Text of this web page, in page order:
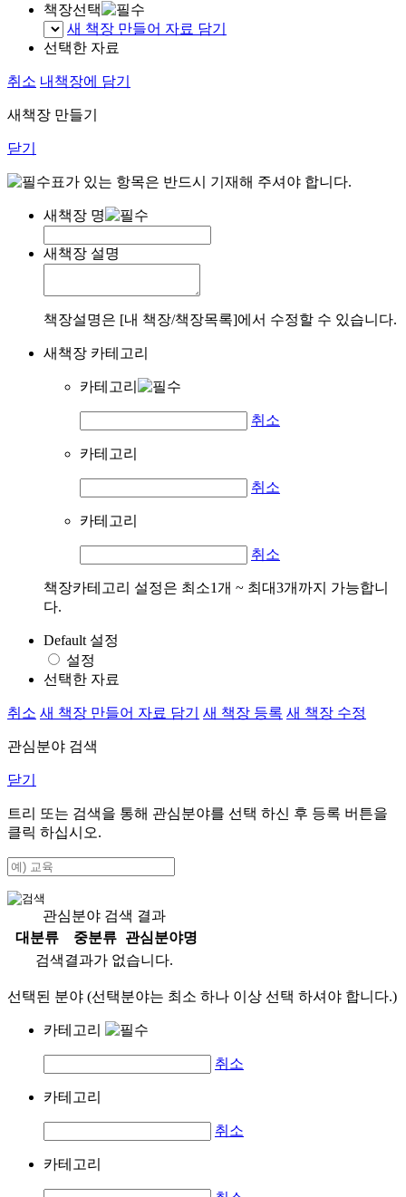
책장선택
새 책장 만들어 자료 담기
선택한 자료
취소 내책장에 담기
새책장 만들기
닫기
표가 있는 항목은 반드시 기재해 주셔야 합니다.
새책장 명
새책장 설명
책장설명은 [내 책장/책장목록]에서 수정할 수 있습니다.
새책장 카테고리
카테고리
취소
카테고리
취소
카테고리
취소
책장카테고리 설정은 최소1개 ~ 최대3개까지 가능합니
다.
Default 설정
설정
선택한 자료
취소 새 책장 만들어 자료 담기 새 책장 등록 새 책장 수정
관심분야 검색
닫기
트리 또는 검색을 통해 관심분야를 선택 하신 후 등록 버튼을
클릭 하십시오.
관심분야 검색 결과
대분류
중분류
관심분야명
검색결과가 없습니다.
선택된 분야 (선택분야는 최소 하나 이상 선택 하셔야 합니다.)
카테고리
취소
카테고리
취소
카테고리